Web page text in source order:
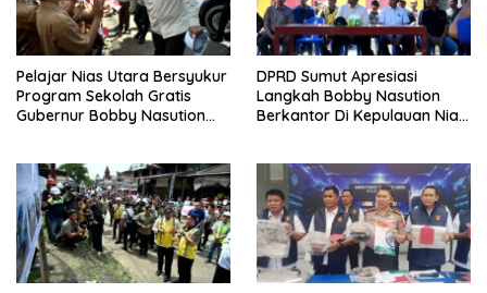
Pelajar Nias Utara Bersyukur
Program Sekolah Gratis
Gubernur Bobby Nasution
DPRD Sumut Apresiasi
Langkah Bobby Nasution
Berkantor Di Kepulauan Nias,